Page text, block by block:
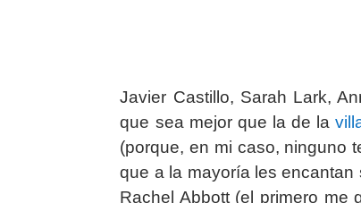
Javier Castillo, Sarah Lark,
que sea mejor que la de la
(porque, en mi caso, ninguno
que a la mayoría les
Rachel Abbott (el primero me